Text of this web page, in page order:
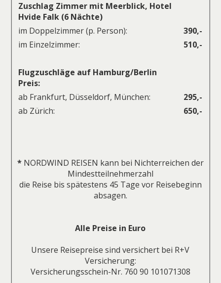
Zuschlag Zimmer mit Meerblick, Hotel
Hvide Falk (6 Nächte)
im Doppelzimmer (p. Person):
390,-
im Einzelzimmer:
510,-
Flugzuschläge auf Hamburg/Berlin
Preis:
ab Frankfurt, Düsseldorf, München:
295,-
ab Zürich:
650,-
*NORDWIND REISEN kann bei Nichterreichen der
Mindestteilnehmerzahl
die Reise bis spätestens 45 Tage vor Reisebeginn
absagen.
Alle Preise in Euro
Unsere Reisepreise sind versichert bei R+V
Versicherung:
Versicherungsschein-Nr. 760 90 101071308